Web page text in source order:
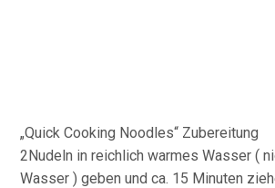
„Quick Cooking Noodles“ Zubereitung
2Nudeln in reichlich warmes Wasser (
Wasser ) geben und ca. 15 Minuten